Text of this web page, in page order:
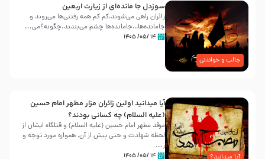
جالب و خواندنی
سوزدل جا مانده‌ای از زیارت اربعین
زائران راهی می‌شوند،کم‌ کم همه رفتنی‌ها می‌روند و
جامانده‌ها…جامانده‌ها چشم می‌بندند.چگونه؟می‌...
۱۴ /۰۵/ ۱۴۰۵
آیا میدانید اولین زائران مزار مطهر امام حسین
(علیه السلام) چه کسانی بودند؟
مرقد مطهر امام حسین (علیه السلام) و قتلگاه ایشان از
لحظه شهادت و حتی پیش از آن، همواره مورد توجه و
ز...
۱۴ /۰۵/ ۱۴۰۵